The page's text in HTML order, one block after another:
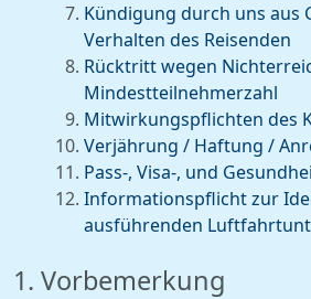
Kündigung durch uns aus
Verhalten des Reisenden
Rücktritt wegen
Mindestteilnehmerzahl
Mitwirkungspflichten des
Verjährung / Haftung /
Pass-, Visa-, und
Informationspflicht zur
ausführenden
1. Vorbemerkung